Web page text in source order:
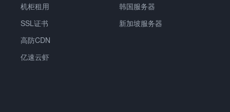
机柜租用
SSL证书
高防CDN
亿速云虾
韩国服务器
新加坡服务器